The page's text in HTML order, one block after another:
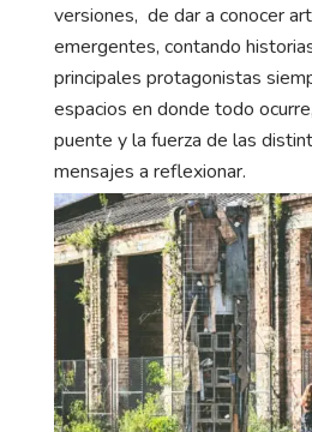
versiones, de dar a conocer
emergentes, contando
principales protagonistas
espacios en donde todo
puente y la fuerza de las
mensajes a reflexionar.